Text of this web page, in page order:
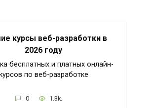
курсы веб-разработки в
2026 году
бесплатных и платных онлайн-
по веб-разработке
0 1.3k.